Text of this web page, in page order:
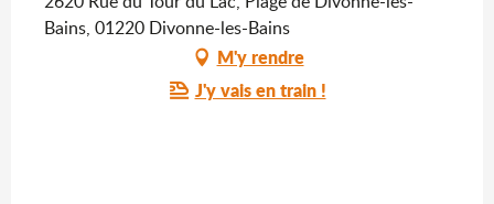
Bains, 01220 Divonne-les-Bains
M'y rendre
J'y vais en train !